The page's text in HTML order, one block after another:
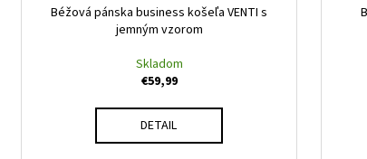
Béžová pánska business košeľa VENTI s
jemným vzorom
Skladom
€59,99
DETAIL